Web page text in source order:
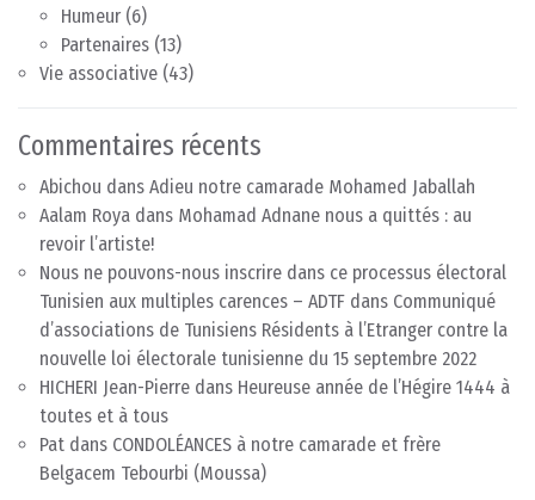
Humeur (6)
Partenaires (13)
Vie associative (43)
Commentaires récents
Abichou dans Adieu notre camarade Mohamed Jaballah
Aalam Roya dans Mohamad Adnane nous a quittés : au
revoir l’artiste!
Nous ne pouvons-nous inscrire dans ce processus électoral
Tunisien aux multiples carences – ADTF dans Communiqué
d’associations de Tunisiens Résidents à l’Etranger contre la
nouvelle loi électorale tunisienne du 15 septembre 2022
HICHERI Jean-Pierre dans Heureuse année de l’Hégire 1444 à
toutes et à tous
Pat dans CONDOLÉANCES à notre camarade et frère
Belgacem Tebourbi (Moussa)